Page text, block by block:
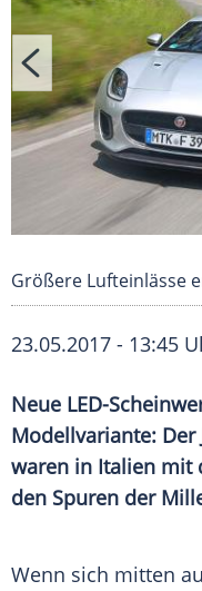
Größere Lufteinlässe
23.05.2017 - 13:45
Neue LED-
Modellvariante: Der
waren in Italien mit
den Spuren der
Wenn sich mitten